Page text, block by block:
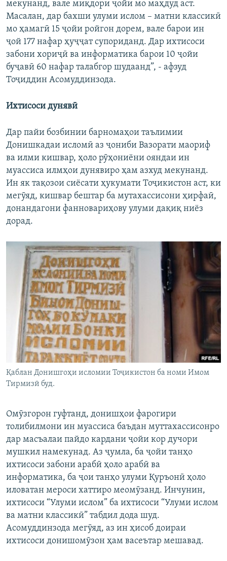
мекунанд, вале миқдори ҷойи мо маҳдуд аст.
Масалан, дар бахши улуми ислом – матни классикӣ
мо ҳамагӣ 15 ҷойи ройгон дорем, вале барои ин
ҷой 177 нафар ҳуҷҷат супориданд. Дар ихтисоси
забони хориҷӣ ва информатика барои 10 ҷойи
буҷавӣ 60 нафар талабгор шудаанд”, - афзуд
Тоҷиддин Асомуддинзода.
Ихтисоси дунявӣ
Дар пайи бозбинии барномаҳои таълимии
Донишкадаи исломӣ аз ҷониби Вазорати маориф
ва илми кишвар, ҳоло рӯҳониёни ояндаи ин
муассиса илмҳои дунявиро ҳам азхуд мекунанд.
Ин як тақозои сиёсати ҳукумати Тоҷикистон аст, ки
мегӯяд, кишвар бештар ба мутахассисони ҳирфаӣ,
донандагони фанновариҳову улуми дақиқ ниёз
дорад.
Қаблан Донишгоҳи исломии Тоҷикистон ба номи Имом
Тирмизӣ буд.
Омӯзгорон гуфтанд, донишҳои фарогири
толибилмони ин муассиса баъдан муттахассисонро
дар масъалаи пайдо кардани ҷойи кор дучори
мушкил намекунад. Аз ҷумла, ба ҷойи танҳо
ихтисоси забони арабӣ ҳоло арабӣ ва
информатика, ба ҷои танҳо улуми Қуръонӣ ҳоло
иловатан мероси хаттиро меомӯзанд. Инчунин,
ихтисоси “Улуми ислом” ба ихтисоси “Улуми ислом
ва матни классикӣ” табдил дода шуд.
Асомуддинзода мегӯяд, аз ин ҳисоб доираи
ихтисоси донишомӯзон ҳам васеътар мешавад.